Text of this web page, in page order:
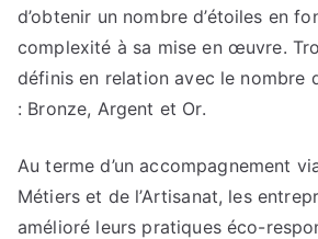
d’obtenir un nombre d’étoiles en
complexité à sa mise en œuvre.
définis en relation avec le nombre
: Bronze, Argent et Or.
Au terme d’un accompagnement
Métiers et de l’Artisanat, les
amélioré leurs pratiques éco-